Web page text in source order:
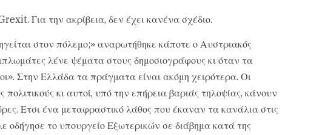
Για την ακρίβεια, δεν έχει κανένα σχέδιο.
στον πόλεμο;» αναρωτήθηκε κάποτε ο Αυστριακός
λένε ψέματα στους δημοσιογράφους κι όταν τα
Στην Ελλάδα τα πράγματα είναι ακόμη χειρότερα. Οι
κι αυτοί, υπό την επήρεια βαριάς τηλοψίας, κάνουν
Ετσι ένα μεταφραστικό λάθος που έκαναν τα κανάλια στις
οδήγησε το υπουργείο Εξωτερικών σε διάβημα κατά της